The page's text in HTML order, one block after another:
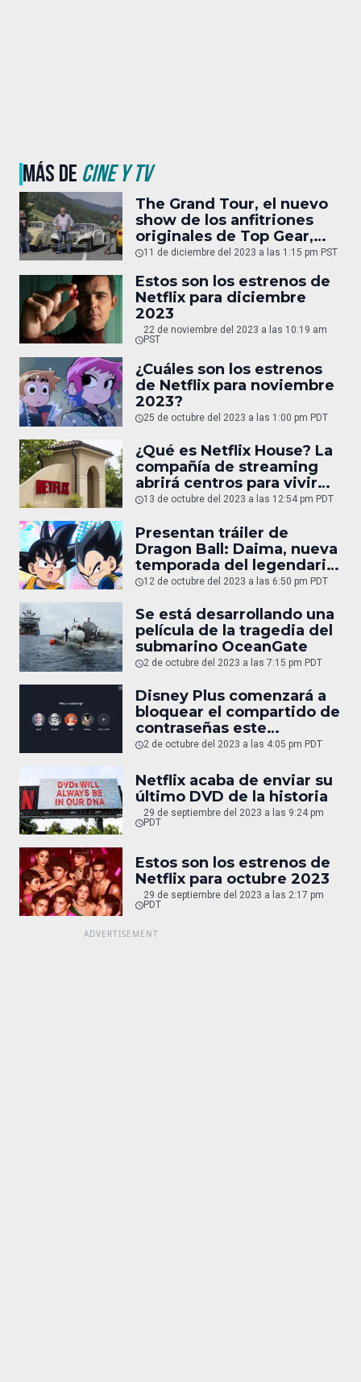
MÁS DE CINE Y TV
The Grand Tour, el nuevo
show de los anfitriones
originales de Top Gear,
tampoco continuará
11 de diciembre del 2023 a las 1:15 pm PST
Estos son los estrenos de
Netflix para diciembre
2023
22 de noviembre del 2023 a las 10:19 am
PST
¿Cuáles son los estrenos
de Netflix para noviembre
2023?
25 de octubre del 2023 a las 1:00 pm PDT
¿Qué es Netflix House? La
compañía de streaming
abrirá centros para vivir
experiencias únicas
13 de octubre del 2023 a las 12:54 pm PDT
Presentan tráiler de
Dragon Ball: Daima, nueva
temporada del legendario
anime
12 de octubre del 2023 a las 6:50 pm PDT
Se está desarrollando una
película de la tragedia del
submarino OceanGate
2 de octubre del 2023 a las 7:15 pm PDT
Disney Plus comenzará a
bloquear el compartido de
contraseñas este
noviembre
2 de octubre del 2023 a las 4:05 pm PDT
Netflix acaba de enviar su
último DVD de la historia
29 de septiembre del 2023 a las 9:24 pm
PDT
Estos son los estrenos de
Netflix para octubre 2023
29 de septiembre del 2023 a las 2:17 pm
PDT